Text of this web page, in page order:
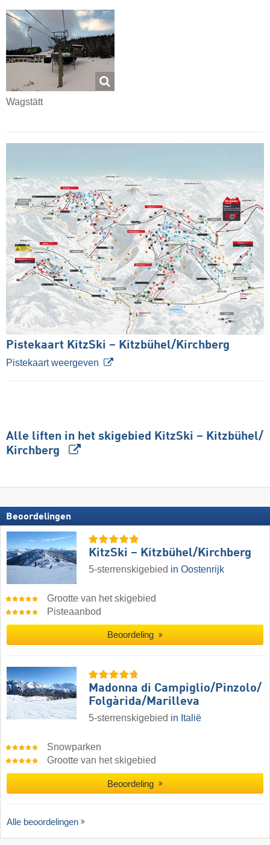
Wagstätt
Pistekaart KitzSki – Kitzbühel/​Kirchberg
Pistekaart weergeven
Alle liften in het skigebied KitzSki – Kitzbühel/​
Kirchberg
Beoordelingen
KitzSki – Kitzbühel/​Kirchberg
5-sterrenskigebied in Oostenrijk
Grootte van het skigebied
Pisteaanbod
Beoordeling
Madonna di Campiglio/​Pinzolo/​
Folgàrida/​Marilleva
5-sterrenskigebied in Italië
Snowparken
Grootte van het skigebied
Beoordeling
Alle beoordelingen